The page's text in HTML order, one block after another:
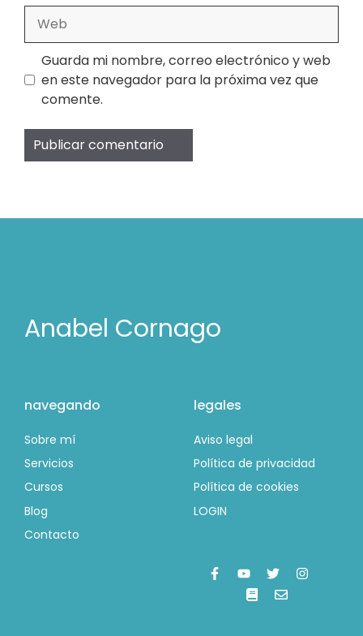
Guarda mi nombre, correo electrónico y web
en este navegador para la próxima vez que
comente.
Anabel Cornago
navegando
Sobre mí
Servicios
Cursos
Blog
Contacto
legales
Aviso legal
Política de privacidad
Política de cookies
LOGIN